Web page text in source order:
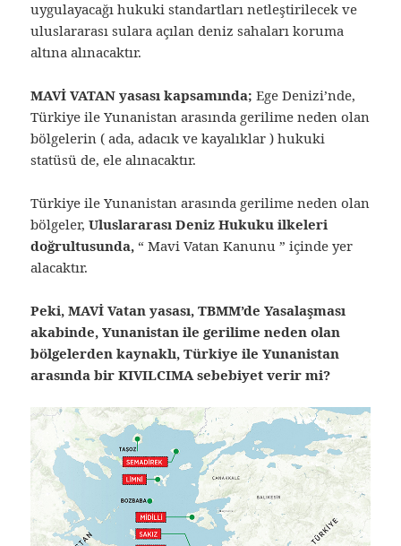
uygulayacağı hukuki standartları netleştirilecek ve
uluslararası sulara açılan deniz sahaları koruma
altına alınacaktır.
MAVİ VATAN yasası kapsamında; Ege Denizi’nde,
Türkiye ile Yunanistan arasında gerilime neden olan
bölgelerin ( ada, adacık ve kayalıklar ) hukuki
statüsü de, ele alınacaktır.
Türkiye ile Yunanistan arasında gerilime neden olan
bölgeler,Uluslararası Deniz Hukuku ilkeleri
doğrultusunda, “ Mavi Vatan Kanunu ” içinde yer
alacaktır.
Peki, MAVİ Vatan yasası, TBMM’de Yasalaşması
akabinde, Yunanistan ile gerilime neden olan
bölgelerden kaynaklı, Türkiye ile Yunanistan
arasında bir KIVILCIMA sebebiyet verir mi?